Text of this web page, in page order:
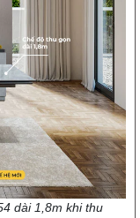
dài 1,8m khi thu